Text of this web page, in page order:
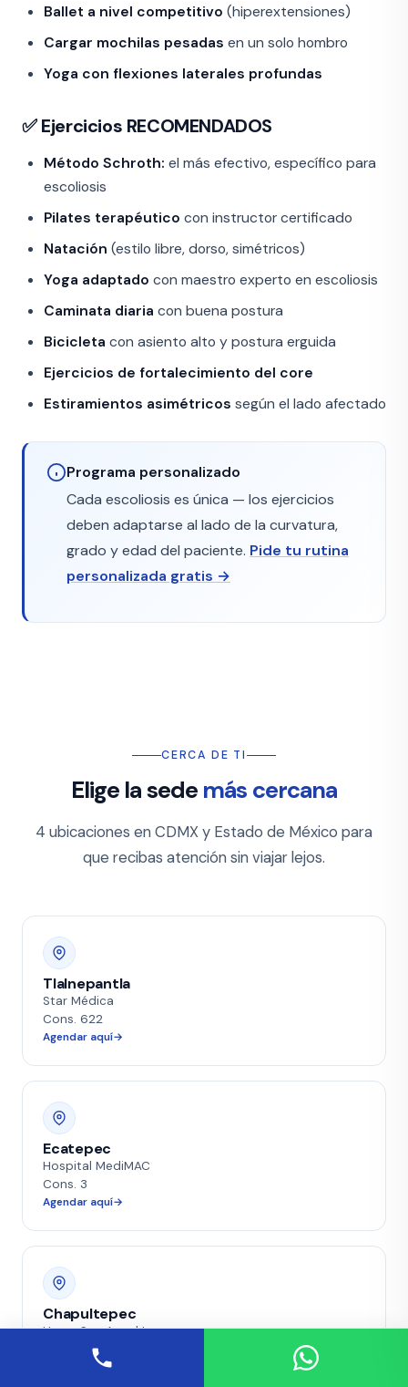
Ballet a nivel competitivo (hiperextensiones)
Cargar mochilas pesadas en un solo hombro
Yoga con flexiones laterales profundas
✅ Ejercicios RECOMENDADOS
Método Schroth: el más efectivo, específico para
escoliosis
Pilates terapéutico con instructor certificado
Natación (estilo libre, dorso, simétricos)
Yoga adaptado con maestro experto en escoliosis
Caminata diaria con buena postura
Bicicleta con asiento alto y postura erguida
Ejercicios de fortalecimiento del core
Estiramientos asimétricos según el lado afectado
Programa personalizado
Cada escoliosis es única — los ejercicios
deben adaptarse al lado de la curvatura,
grado y edad del paciente. Pide tu rutina
personalizada gratis →
CERCA DE TI
Elige la sede más cercana
4 ubicaciones en CDMX y Estado de México para
que recibas atención sin viajar lejos.
Tlalnepantla
Star Médica
Cons. 622
Agendar aquí
Ecatepec
Hospital MediMAC
Cons. 3
Agendar aquí
Chapultepec
Hosp. San Angel Inn
Cons. 401
Agendar aquí